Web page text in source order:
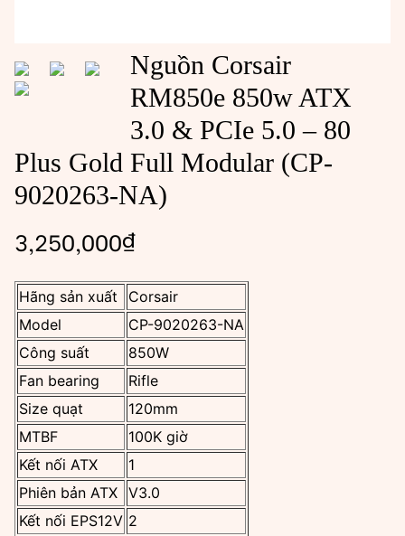
Nguồn Corsair
RM850e 850w ATX
3.0 & PCIe 5.0 – 80
Plus Gold Full Modular (CP-
9020263-NA)
3,250,000₫
Hãng sản xuất
Corsair
Model
CP-9020263-NA
Công suất
850W
Fan bearing
Rifle
Size quạt
120mm
MTBF
100K giờ
Kết nối ATX
1
Phiên bản ATX V3.0
Kết nối EPS12V 2